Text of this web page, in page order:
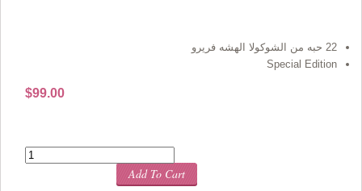
22 حبه من الشوكولا الهشه فريرو
Special Edition
$99.00
Quantity
Add To Cart